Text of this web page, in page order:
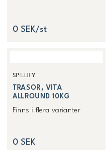
0 SEK/st
SPILLIFY
TRASOR, VITA
ALLROUND 10KG
Finns i flera varianter
0 SEK